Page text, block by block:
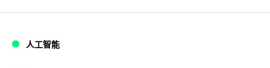
人工智能